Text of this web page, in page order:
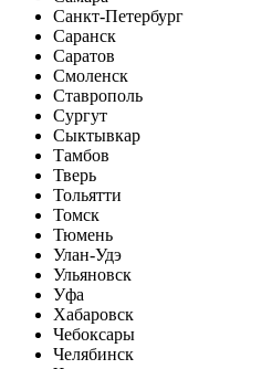
Санкт-Петербург
Саранск
Саратов
Смоленск
Ставрополь
Сургут
Сыктывкар
Тамбов
Тверь
Тольятти
Томск
Тюмень
Улан-Удэ
Ульяновск
Уфа
Хабаровск
Чебоксары
Челябинск